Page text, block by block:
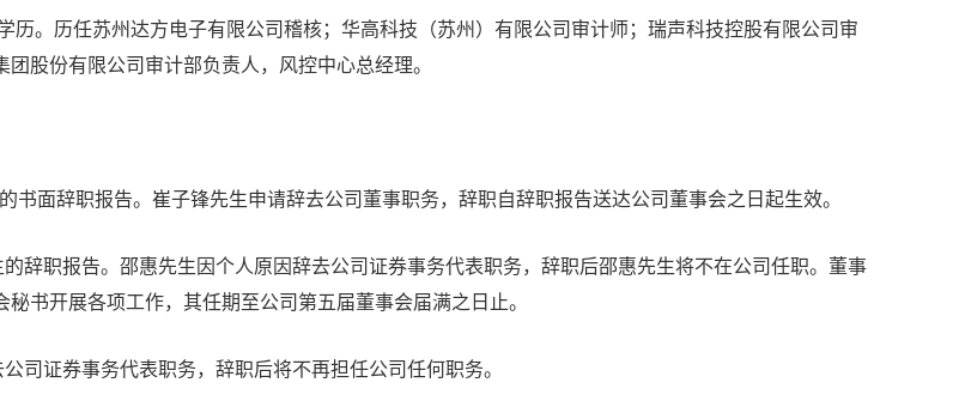
。历任苏州达方电子有限公司稽核；华高科技（苏州）有限公司审计师；瑞声科技控股有限公司审
股份有限公司审计部负责人，风控中心总经理。
面辞职报告。崔子锋先生申请辞去公司董事职务，辞职自辞职报告送达公司董事会之日起生效。
辞职报告。邵惠先生因个人原因辞去公司证券事务代表职务，辞职后邵惠先生将不在公司任职。董事
书开展各项工作，其任期至公司第五届董事会届满之日止。
司证券事务代表职务，辞职后将不再担任公司任何职务。